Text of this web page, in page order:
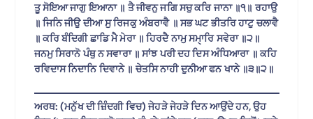
ਤੂ ਸੋਇਆ ਜਾਗੁ ਇਆਨਾ ॥ ਤੈ ਜੀਵਨੁ ਜਗਿ ਸਚੁ ਕਰਿ ਜਾਨਾ ॥੧॥ ਰਹਾਉ
॥ ਜਿਨਿ ਜੀਉ ਦੀਆ ਸੁ ਰਿਜਕੁ ਅੰਬਰਾਵੈ ॥ ਸਭ ਘਟ ਭੀਤਰਿ ਹਾਟੁ ਚਲਾਵੈ
॥ ਕਰਿ ਬੰਦਿਗੀ ਛਾਡਿ ਮੈ ਮੇਰਾ ॥ ਹਿਰਦੈ ਨਾਮੁ ਸਮੑਾਰਿ ਸਵੇਰਾ ॥੨॥
ਜਨਮੁ ਸਿਰਾਨੋ ਪੰਥੁ ਨ ਸਵਾਰਾ ॥ ਸਾਂਝ ਪਰੀ ਦਹ ਦਿਸ ਅੰਧਿਆਰਾ ॥ ਕਹਿ
ਰਵਿਦਾਸ ਨਿਦਾਨਿ ਦਿਵਾਨੇ ॥ ਚੇਤਸਿ ਨਾਹੀ ਦੁਨੀਆ ਫਨ ਖਾਨੇ ॥੩॥੨॥
ਅਰਥ: (ਮਨੁੱਖ ਦੀ ਜ਼ਿੰਦਗੀ ਵਿਚ) ਜੇਹੜੇ ਜੇਹੜੇ ਦਿਨ ਆਉਂਦੇ ਹਨ, ਉਹ